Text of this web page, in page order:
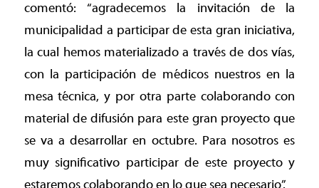
comentó: “agradecemos la invitación de la
municipalidad a participar de esta gran iniciativa,
la cual hemos materializado a través de dos vías,
con la participación de médicos nuestros en la
mesa técnica, y por otra parte colaborando con
material de difusión para este gran proyecto que
se va a desarrollar en octubre. Para nosotros es
muy significativo participar de este proyecto y
estaremos colaborando en lo que sea necesario”.